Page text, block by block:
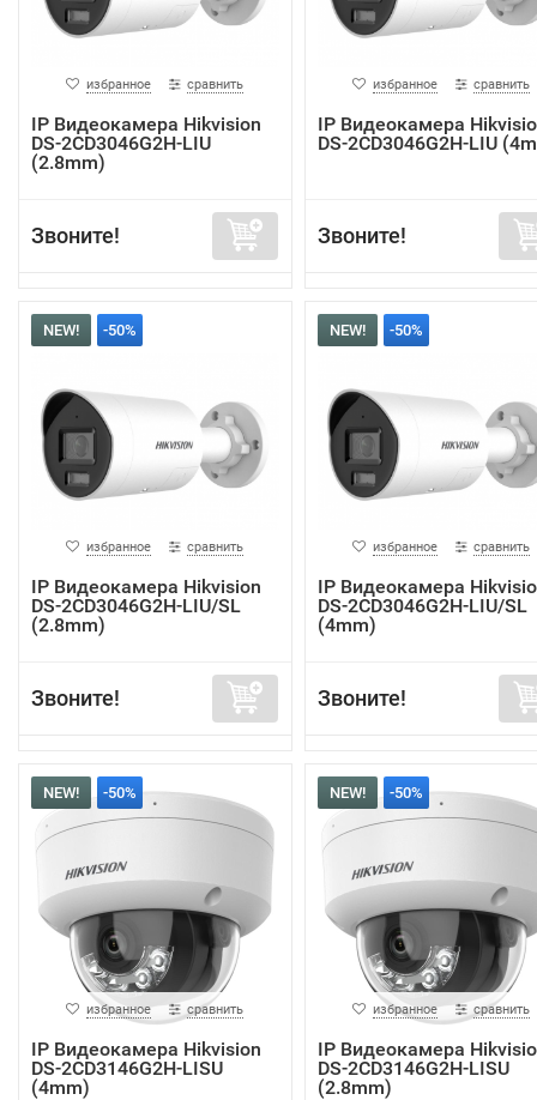
избранное сравнить
IP Видеокамера Hikvision
DS-2CD3046G2H-LIU
(2.8mm)
Звоните!
избранное сравнить
IP Видеокамера
DS-2CD3046G2H-LIU
Звоните!
NEW! -50%
избранное сравнить
IP Видеокамера Hikvision
DS-2CD3046G2H-LIU/SL
(2.8mm)
Звоните!
NEW! -50%
избранное сравнить
IP Видеокамера
DS-2CD3046G2H-LIU/SL
(4mm)
Звоните!
NEW! -50%
избранное сравнить
IP Видеокамера Hikvision
DS-2CD3146G2H-LISU
(4mm)
NEW! -50%
избранное сравнить
IP Видеокамера
DS-2CD3146G2H-LISU
(2.8mm)